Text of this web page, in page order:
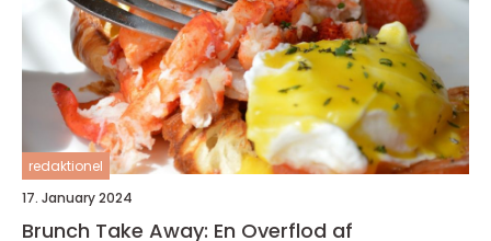
redaktionel
17. January 2024
Brunch Take Away: En Overflod af